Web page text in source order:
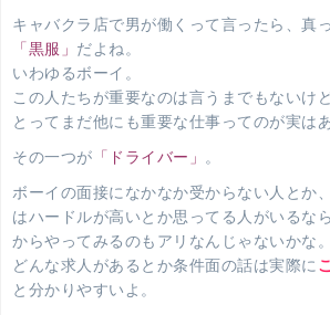
キャバクラ店で男が働くって言ったら、真
「黒服」 だよね。
いわゆるボーイ。
この人たちが重要なのは言うまでもないけ
とってまだ他にも重要な仕事ってのが実はあ
その一つが 「ドライバー」 。
ボーイの面接になかなか受からない人とか
はハードルが高いとか思ってる人がいるな
からやってみるのもアリなんじゃないかな。
どんな求人があるとか条件面の話は実際に
と分かりやすいよ。